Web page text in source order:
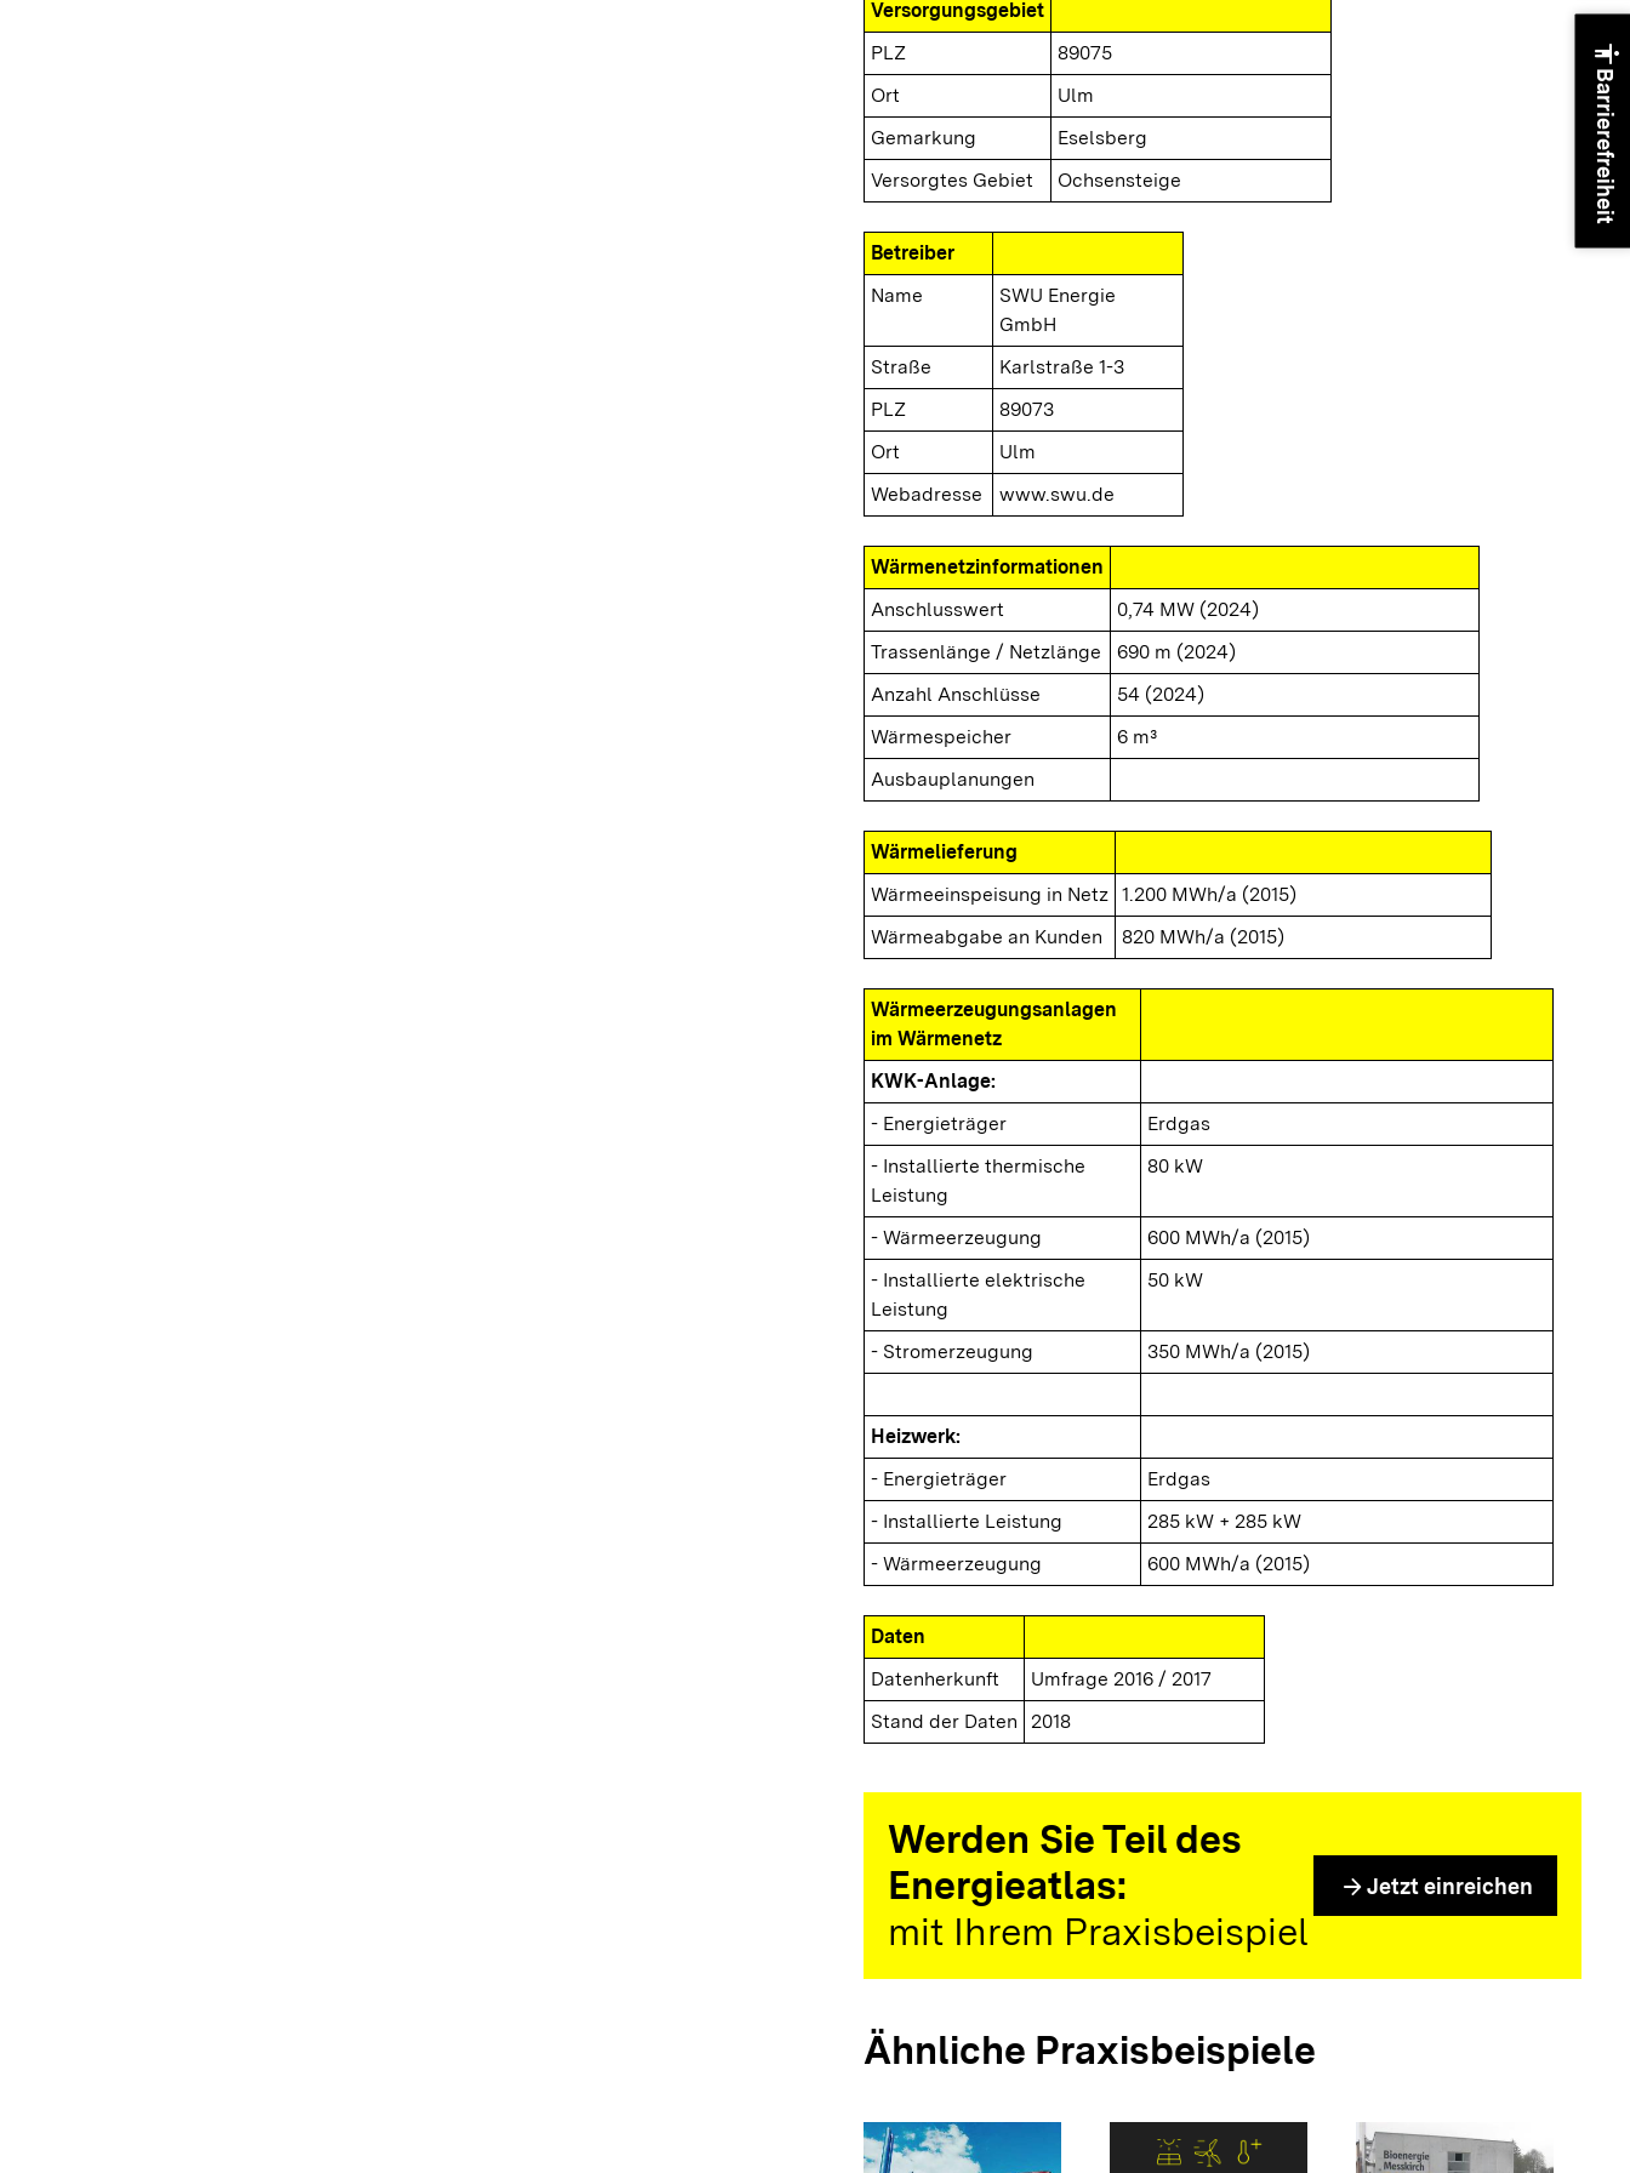
Versorgungsgebiet
PLZ
89075
Ort
Ulm
Gemarkung
Eselsberg
Versorgtes Gebiet
Ochsensteige
Betreiber
Name
SWU Energie
GmbH
Straße
Karlstraße 1-3
PLZ
89073
Ort
Ulm
Webadresse
www.swu.de
Wärmenetzinformationen
Anschlusswert
0,74 MW (2024)
Trassenlänge / Netzlänge
690 m (2024)
Anzahl Anschlüsse
54 (2024)
Wärmespeicher
6 m³
Ausbauplanungen
Wärmelieferung
Wärmeeinspeisung in Netz 1.200 MWh/a (2015)
Wärmeabgabe an Kunden
820 MWh/a (2015)
Wärmeerzeugungsanlagen
im Wärmenetz
KWK-Anlage:
- Energieträger
Erdgas
- Installierte thermische
Leistung
80 kW
- Wärmeerzeugung
600 MWh/a (2015)
- Installierte elektrische
Leistung
50 kW
- Stromerzeugung 350 MWh/a (2015)
Heizwerk:
- Energieträger
Erdgas
- Installierte Leistung
285 kW + 285 kW
- Wärmeerzeugung
600 MWh/a (2015)
Daten
Datenherkunft
Umfrage 2016 / 2017
Stand der Daten
2018
Werden Sie Teil des
Energieatlas:
mit Ihrem Praxisbeispiel
arrow_forward Jetzt einreichen
Ähnliche Praxisbeispiele
accessibility
Barrierefreiheit